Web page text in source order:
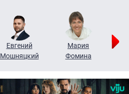
Евгений
Мошняцкий
Мария
Фомина